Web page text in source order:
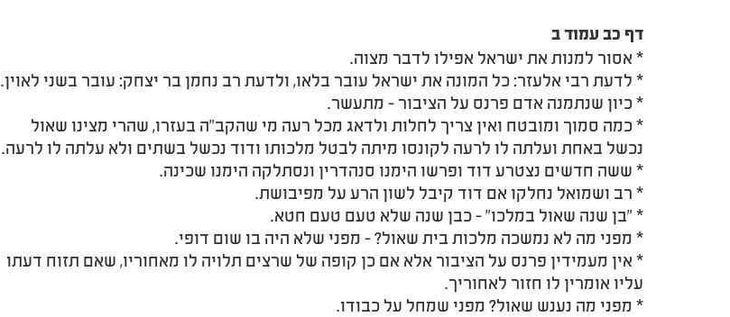
דף כב עמוד ב
* אסור למנות את ישראל אפילו לדבר מצוה.
* לדעת רבי אלעזר: כל המונה את ישראל עובר בלאו, ולדעת רב נחמן בר יצחק: עובר בשני לאוין.
* כיון שנתמנה אדם פרנס על הציבור - מתעשר.
* כמה סמוך ומובטח ואין צריך לחלות ולדאג מכל רעה מי שהקב"ה בעזרו, שהרי מצינו שאול
נכשל באחת ועלתה לו לרעה לקונסו מיתה לבטל מלכותו ודוד נכשל בשתים ולא עלתה לו לרעה.
* ששה חדשים נצטרע דוד ופרשו הימנו סנהדרין ונסתלקה הימנו שכינה.
* רב ושמואל נחלקו אם דוד קיבל לשון הרע על מפיבושת.
* "בן שנה שאול במלכו" - כבן שנה שלא טעם טעם חטא.
* מפני מה לא נמשכה מלכות בית שאול? - מפני שלא היה בו שום דופי.
* אין מעמידין פרנס על הציבור אלא אם כן קופה של שרצים תלויה לו מאחוריו, שאם תזוח דעתו
עליו אומרין לו חזור לאחוריך.
* מפני מה נענש שאול? מפני שמחל על כבודו.